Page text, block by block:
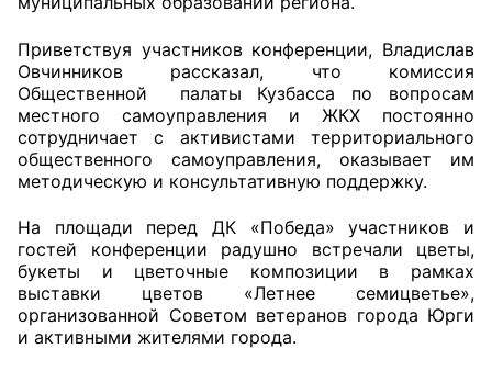
Главная
Общественные советы
Общественные советы при территориальных
органах федеральных органов
исполнительной власти
независимой оценки качества условий
оказания услуг
О Палате
Приветствуя участников конференции, Владислав
Овчинников рассказал, что комиссия
Общественной палаты Кузбасса по вопросам
местного самоуправления и ЖКХ постоянно
сотрудничает с активистами территориального
общественного самоуправления, оказывает им
методическую и консультативную поддержку.
На площади перед ДК «Победа» участников и
гостей конференции радушно встречали цветы,
букеты и цветочные композиции в рамках
выставки цветов «Летнее семицветье»,
организованной Советом ветеранов города Юрги
и активными жителями города.